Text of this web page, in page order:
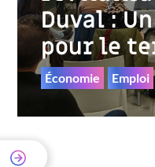
Duval :
pour le
Économie Emploi